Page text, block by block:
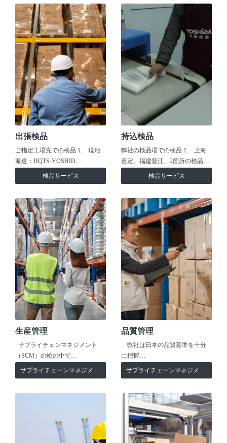
出張検品
ご指定工場先での検品 1. 現地
派遣：HQTS-YOSHID…
検品サービス
持込検品
弊社の検品場での検品 1. 上海
嘉定、福建晋江、2箇所の検品…
検品サービス
生産管理
サプライチェンマネジメント
（SCM）の輪の中で…
サプライチェーンマネジメント
品質管理
弊社は日本の品質基準を十分
に把握…
サプライチェーンマネジメント